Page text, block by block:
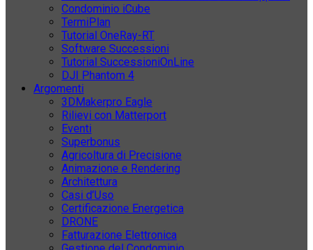
Condominio iCube
TermiPlan
Tutorial OneRay-RT
Software Successioni
Tutorial SuccessioniOnLine
DJI Phantom 4
Argomenti
3DMakerpro Eagle
Rilievi con Matterport
Eventi
Superbonus
Agricoltura di Precisione
Animazione e Rendering
Architettura
Casi d’Uso
Certificazione Energetica
DRONE
Fatturazione Elettronica